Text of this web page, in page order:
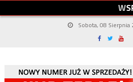
WS
Sobota, 08 Sierpnia